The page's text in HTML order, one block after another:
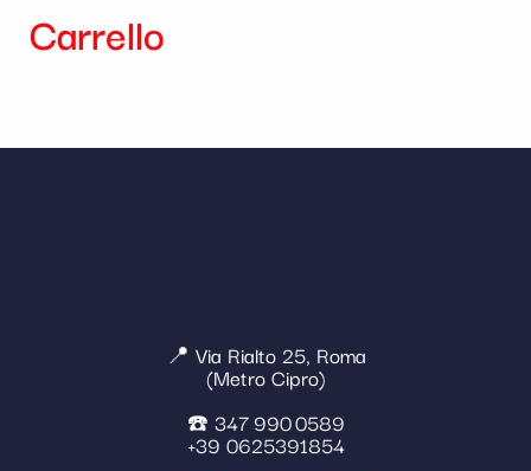
Carrello
📍 Via Rialto 25, Roma
(Metro Cipro)
☎️ 347 990 0589
+39 0625391854